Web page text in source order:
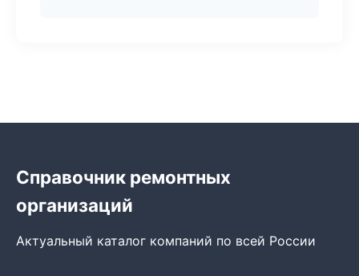
Справочник ремонтных
организаций
Актуальный каталог компаний по всей России